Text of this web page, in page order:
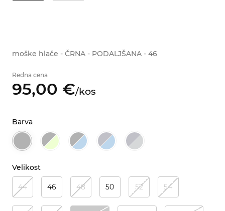
moške hlače - ČRNA - PODALJŠANA - 46
Redna cena
95,00 €/kos
Barva
Velikost
44 46 48 50 52 54